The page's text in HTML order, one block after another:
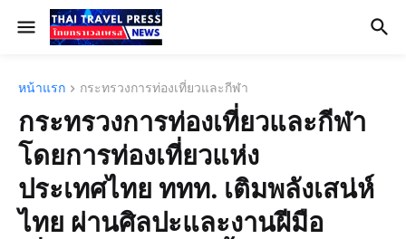
หน้าแรก กระทรวงการท่องเที่ยวและกีฬา
กระทรวงการท่องเที่ยวและกีฬา
โดยการท่องเที่ยวแห่ง
ประเทศไทย ททท. เติมพลังเสน่ห์
ไทย ผ่านศิลปะและงานฝีมือ